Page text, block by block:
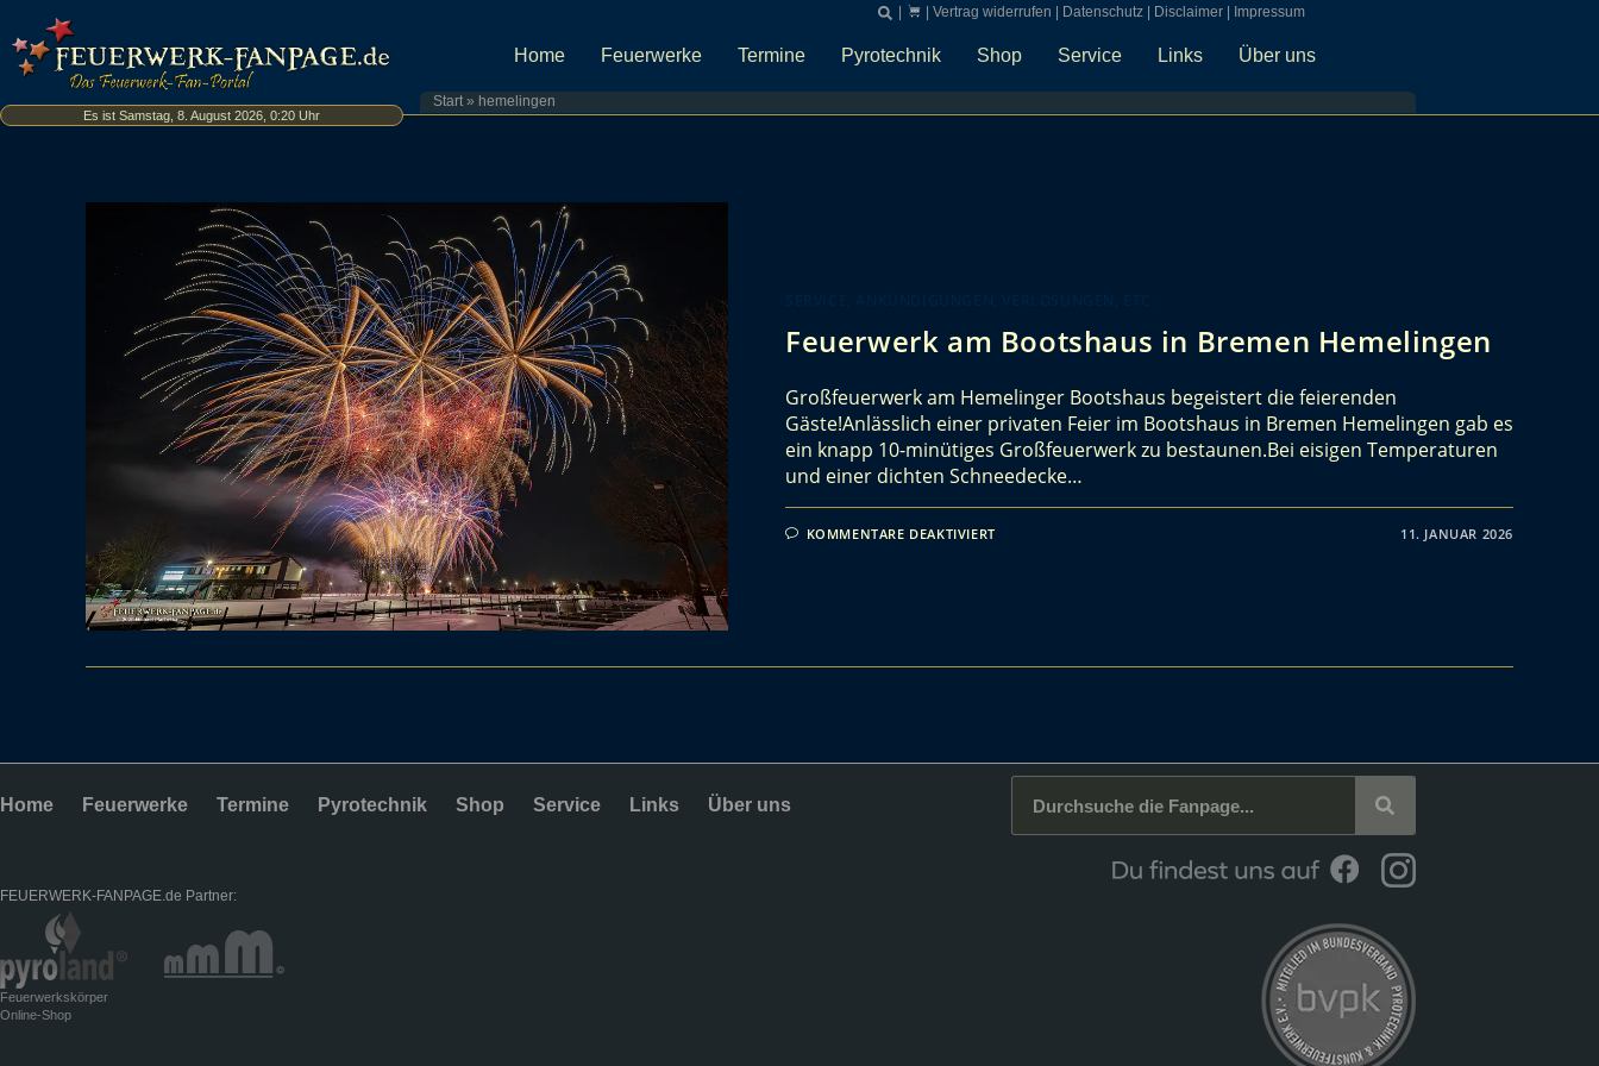
Es ist Samstag, 8. August 2026, 0:20 Uhr
Vertrag widerrufen Datenschutz| Disclaimer| Impressum
Home Feuerwerke Termine Pyrotechnik Shop Service Links Über uns
Start» hemelingen
Feuerwerk am Bootshaus in Bremen Hemelingen
Großfeuerwerk am Hemelinger Bootshaus begeistert die feierenden
Gäste!Anlässlich einer privaten Feier im Bootshaus in Bremen Hemelingen gab es
ein knapp 10-minütiges Großfeuerwerk zu bestaunen.Bei eisigen Temperaturen
und einer dichten Schneedecke…
KOMMENTARE DEAKTIVIERT 11. JANUAR 2026
Home Feuerwerke Termine Pyrotechnik Shop Service Links Über uns
FEUERWERK-FANPAGE.de Partner:
Feuerwerkskörper
Online-Shop